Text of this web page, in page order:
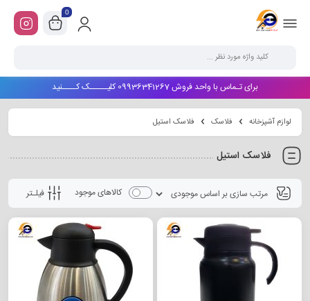
0
برای تـماس با واحد فروش 09936341267 کلیـــــک کــــنید
لوازم آشپزخانه فلاسک فلاسک استیل
فلاسک استیل
فیلـتر کالاهای موجود